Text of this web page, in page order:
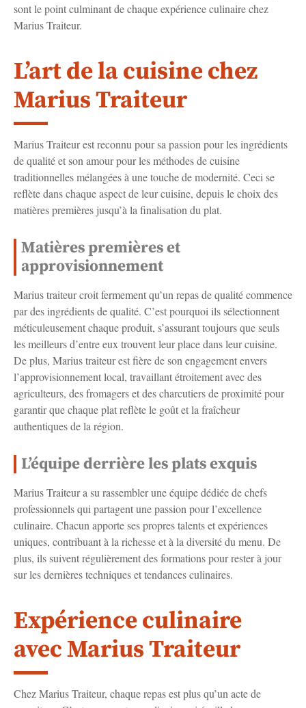
sont le point culminant de chaque expérience culinaire chez
Marius Traiteur.
L’art de la cuisine chez
Marius Traiteur
Marius Traiteur est reconnu pour sa passion pour les ingrédients
de qualité et son amour pour les méthodes de cuisine
traditionnelles mélangées à une touche de modernité. Ceci se
reflète dans chaque aspect de leur cuisine, depuis le choix des
matières premières jusqu’à la finalisation du plat.
Matières premières et
approvisionnement
Marius traiteur croit fermement qu’un repas de qualité commence
par des ingrédients de qualité. C’est pourquoi ils sélectionnent
méticuleusement chaque produit, s’assurant toujours que seuls
les meilleurs d’entre eux trouvent leur place dans leur cuisine.
De plus, Marius traiteur est fière de son engagement envers
l’approvisionnement local, travaillant étroitement avec des
agriculteurs, des fromagers et des charcutiers de proximité pour
garantir que chaque plat reflète le goût et la fraîcheur
authentiques de la région.
L’équipe derrière les plats exquis
Marius Traiteur a su rassembler une équipe dédiée de chefs
professionnels qui partagent une passion pour l’excellence
culinaire. Chacun apporte ses propres talents et expériences
uniques, contribuant à la richesse et à la diversité du menu. De
plus, ils suivent régulièrement des formations pour rester à jour
sur les dernières techniques et tendances culinaires.
Expérience culinaire
avec Marius Traiteur
Chez Marius Traiteur, chaque repas est plus qu’un acte de